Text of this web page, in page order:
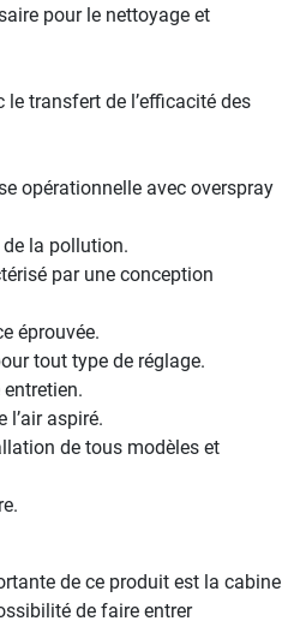
pour le nettoyage et
le transfert de l’efficacité des
opérationnelle avec overspray
la pollution.
par une conception
éprouvée.
tout type de réglage.
l’air aspiré.
de tous modèles et
de ce produit est la cabine
de faire entrer